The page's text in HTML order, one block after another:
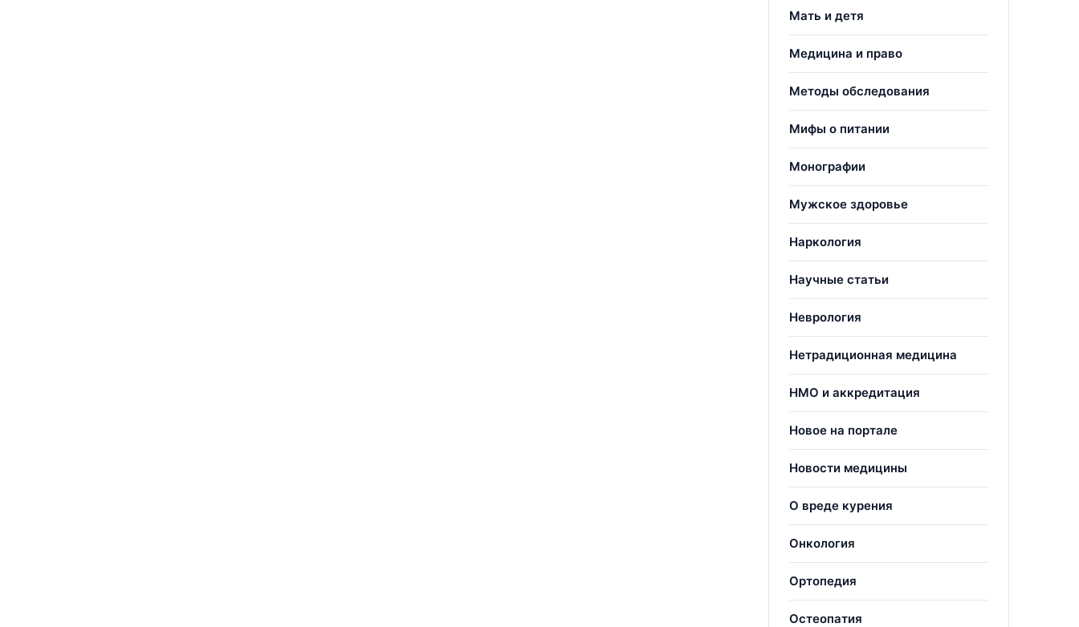
Мать и детя
Медицина и право
Методы обследования
Мифы о питании
Монографии
Мужское здоровье
Наркология
Научные статьи
Неврология
Нетрадиционная медицина
НМО и аккредитация
Новое на портале
Новости медицины
О вреде курения
Онкология
Ортопедия
Остеопатия